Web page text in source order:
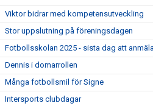
Viktor bidrar med kompetensutveckling
Stor uppslutning på föreningsdagen
Fotbollsskolan 2025 - sista dag att
Dennis i domarrollen
Många fotbollsmil för Signe
Intersports clubdagar